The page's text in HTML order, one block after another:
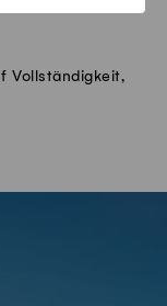
Vollständigkeit,